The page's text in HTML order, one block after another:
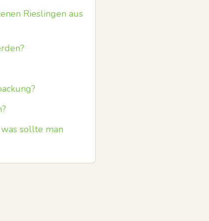
Rieslingen aus
sollte man